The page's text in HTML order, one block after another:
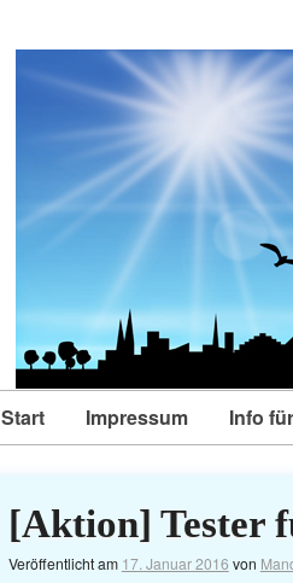
Start Impressum Info
[Aktion] Tester
Veröffentlicht am 17. Januar 2016 von